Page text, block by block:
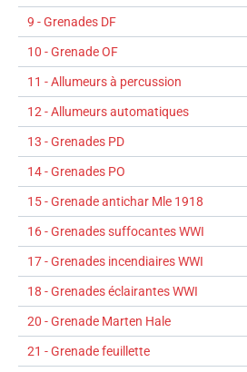
9 - Grenades DF
10 - Grenade OF
11 - Allumeurs à percussion
12 - Allumeurs automatiques
13 - Grenades PD
14 - Grenades PO
15 - Grenade antichar Mle 1918
16 - Grenades suffocantes WWI
17 - Grenades incendiaires WWI
18 - Grenades éclairantes WWI
20 - Grenade Marten Hale
21 - Grenade feuillette